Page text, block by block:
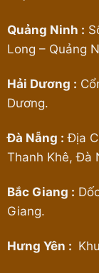
Quảng Ninh :
Long – Quảng
Hải Dương :
Dương.
Đà Nẵng : Địa
Thanh Khê, Đà
Bắc Giang :
Giang.
Hưng Yên :